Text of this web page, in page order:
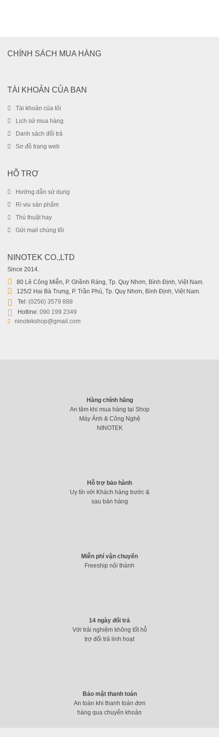
Tai nghe SoundMax AH-314
Mic – Tăng giảm âm lượng – Jack 3.5 và Jack US
CHÍNH SÁCH MUA HÀNG
TÀI KHOẢN CỦA BẠN
Tài khoản của tôi
Lịch sử mua hàng
Danh sách đổi trả
Sơ đồ trang web
HỖ TRỢ
Hướng dẫn sử dụng
Rì viu sản phẩm
Thủ thuật hay
Gửi mail chúng tôi
NINOTEK CO.,LTD
Since 2014.
80 Lê Công Miễn, P. Ghềnh Ráng, Tp. Quy Nhơn, Bình Định, Việt Nam.
125/2 Hai Bà Trưng, P. Trần Phú, Tp. Quy Nhơn, Bình Định, Việt Nam.
Tel: (0256) 3579 888
Hotline: 090 199 2349
ninotekshop@gmail.com
Hàng chính hãng
An tâm khi mua hàng tại Shop
Máy Ảnh & Công Nghệ
NINOTEK
Hỗ trợ bảo hành
Uy tín với Khách hàng trước &
sau bán hàng
Miễn phí vận chuyển
Freeship nội thành
14 ngày đổi trả
Với trải nghiệm không tốt hỗ
trợ đổi trả linh hoạt
Bảo mật thanh toán
An toàn khi thanh toán đơn
hàng qua chuyển khoản